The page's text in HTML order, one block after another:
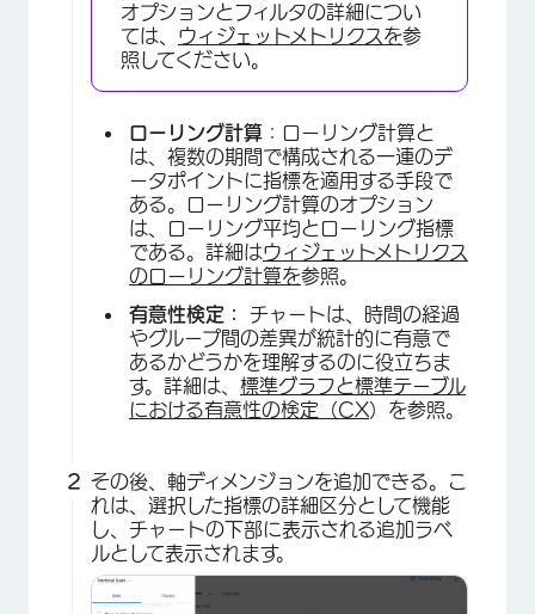
オプションとフィルタの詳細につい
ては、 ウィジェットメトリクスを参
照してください。
ローリング計算 ：ローリング計算と
は、複数の期間で構成される一連のデ
ータポイントに指標を適用する手段で
ある。ローリング計算のオプション
は、ローリング平均とローリング指標
である。詳細はウィジェットメトリクス
のローリング計算を参照。
有意性検定： チャートは、時間の経過
やグループ間の差異が統計的に有意で
あるかどうかを理解するのに役立ちま
す。詳細は、 標準グラフと標準テーブル
における有意性の検定（CX）を参照。
その後、軸ディメンジョンを追加できる。こ
れは、選択した指標の詳細区分として機能
し、チャートの下部に表示される追加ラベ
ルとして表示されます。